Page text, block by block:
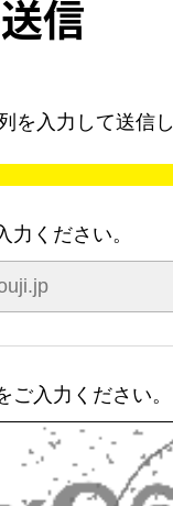
信
入力して送信し
力ください。
ご入力ください。